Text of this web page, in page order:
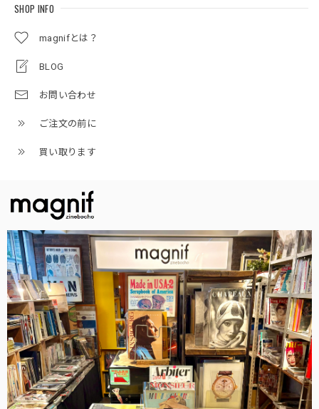
SHOP INFO
magnifとは？
BLOG
お問い合わせ
ご注文の前に
買い取ります